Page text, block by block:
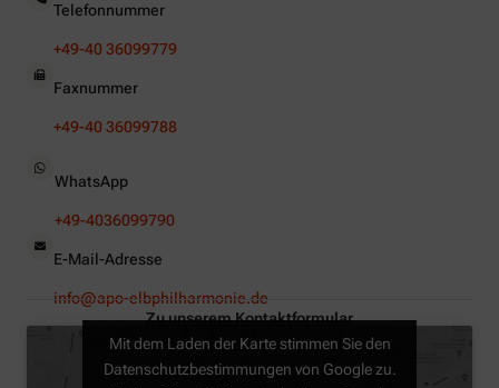
Telefonnummer
+49-40 36099779
Faxnummer
+49-40 36099788
WhatsApp
+49-4036099790
E-Mail-Adresse
info@apo-elbphilharmonie.de
Zu unserem Kontaktformular
Mit dem Laden der Karte stimmen Sie den
Datenschutzbestimmungen von Google zu.